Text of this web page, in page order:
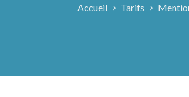
Accueil Tarifs